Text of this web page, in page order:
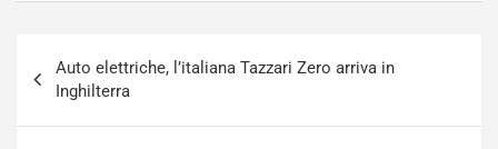
articoli
Auto elettriche, l’italiana Tazzari Zero arriva in
Inghilterra